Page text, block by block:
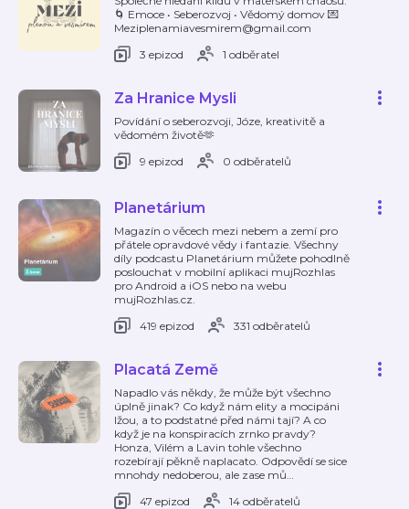
🌀 Emoce • Seberozvoj • Vědomý domov 💌
Meziplenamiavesmirem@gmail.com
3 epizod
1 odběratel
Za Hranice Mysli
Povídání o seberozvoji, Józe, kreativitě a
vědomém životě🫶
9 epizod
0 odběratelů
Planetárium
Magazín o věcech mezi nebem a zemí pro
přátele opravdové vědy i fantazie. Všechny
díly podcastu Planetárium můžete pohodlně
poslouchat v mobilní aplikaci mujRozhlas
pro Android a iOS nebo na webu
mujRozhlas.cz.
419 epizod
331 odběratelů
Placatá Země
Napadlo vás někdy, že může být všechno
úplně jinak? Co když nám elity a mocipáni
lžou, a to podstatné před námi tají? A co
když je na konspiracích zrnko pravdy?
Honza, Vilém a Lavin tohle všechno
rozebírají pěkně naplacato. Odpovědí se sice
mnohdy nedoberou, ale zase mů…
47 epizod
14 odběratelů